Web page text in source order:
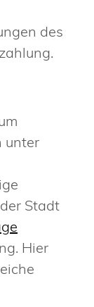
des
unter
Stadt
Hier